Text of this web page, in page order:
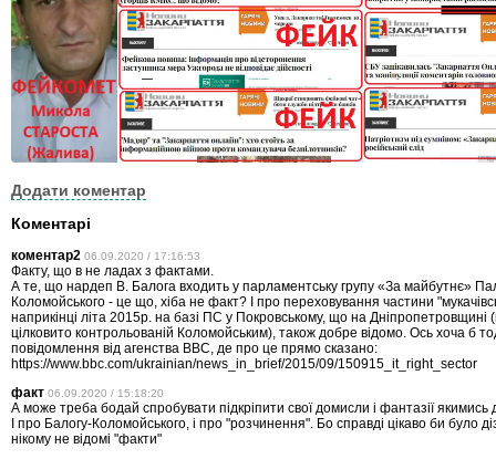
Додати коментар
Коментарі
коментар2 06.09.2020 / 17:16:53
Факту, що в не ладах з фактами.
А те, що нардеп В. Балога входить у парламентську групу «За майбутнє»
Коломойського - це що, хіба не факт? І про переховування частини
наприкінці літа 2015р. на базі ПС у Покровському, що на Дніпропетровщині
цілковито контрольованій Коломойським), також добре відомо. Ось хоча б
повідомлення від агенства BBC, де про це прямо сказано:
https://www.bbc.com/ukrainian/news_in_brief/2015/09/150915_it_right_sector
факт 06.09.2020 / 15:18:20
А може треба бодай спробувати підкріпити свої домисли і фантазії якимись
І про Балогу-Коломойського, і про "розчинення". Бо справді цікаво би було
нікому не відомі "факти"